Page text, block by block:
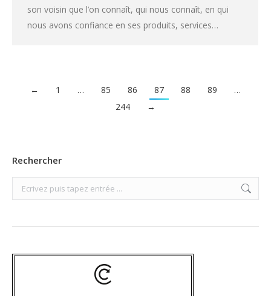
son voisin que l’on connaît, qui nous connaît, en qui
nous avons confiance en ses produits, services…
← 1 … 85 86 87 88 89
…
244
→
Rechercher
Search: